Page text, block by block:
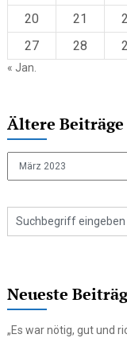
20
21
27
28
« Jan.
Ältere Beiträge
Neueste
„Es war nötig, gut und